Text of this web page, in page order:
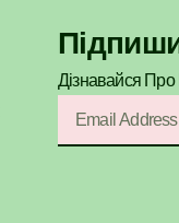
Дізнавайся